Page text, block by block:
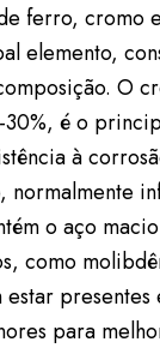
ferro, cromo
elemento,
O
é o
à
normalmente
o aço
como
presentes
para